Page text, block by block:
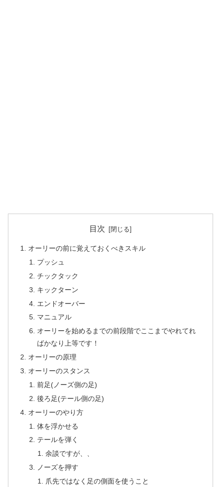
目次
オーリーの前に覚えておくべきスキル
プッシュ
チックタック
キックターン
エンドオーバー
マニュアル
オーリーを始めるまでの前段階でここまでやれてれ
ばかなり上等です！
オーリーの原理
オーリーのスタンス
前足(ノーズ側の足)
後ろ足(テール側の足)
オーリーのやり方
体を浮かせる
テールを弾く
余談ですが、、
ノーズを押す
爪先ではなく足の側面を使うこと